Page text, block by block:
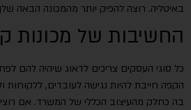
באיטליה. רוצה להפיק יותר מהמכונה הבאה
החשיבות של מכונות
כל סוגי העסקים צריכים לדאוג שיהיה להם
הקפה חייבת להיות נגישה לעובדים,
בה כחלק מהעיצוב הכללי של המשרד. אם